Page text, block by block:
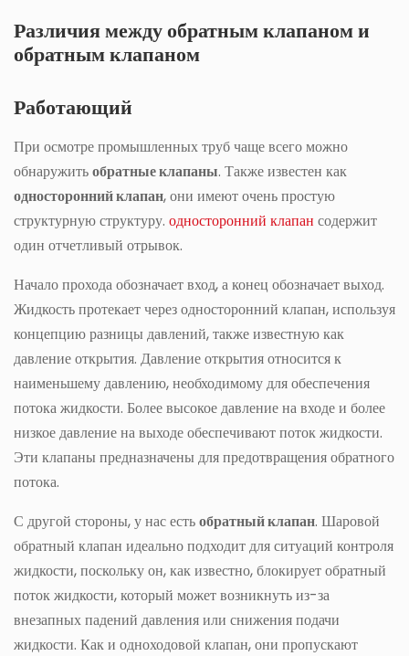
Различия между обратным клапаном и
обратным клапаном
Работающий
При осмотре промышленных труб чаще всего можно
обнаружитьобратные клапаны. Также известен как
односторонний клапан, они имеют очень простую
структурную структуру. односторонний клапан содержит
один отчетливый отрывок.
Начало прохода обозначает вход, а конец обозначает выход.
Жидкость протекает через односторонний клапан, используя
концепцию разницы давлений, также известную как
давление открытия. Давление открытия относится к
наименьшему давлению, необходимому для обеспечения
потока жидкости. Более высокое давление на входе и более
низкое давление на выходе обеспечивают поток жидкости.
Эти клапаны предназначены для предотвращения обратного
потока.
С другой стороны, у нас естьобратный клапан. Шаровой
обратный клапан идеально подходит для ситуаций контроля
жидкости, поскольку он, как известно, блокирует обратный
поток жидкости, который может возникнуть из-за
внезапных падений давления или снижения подачи
жидкости. Как и одноходовой клапан, они пропускают